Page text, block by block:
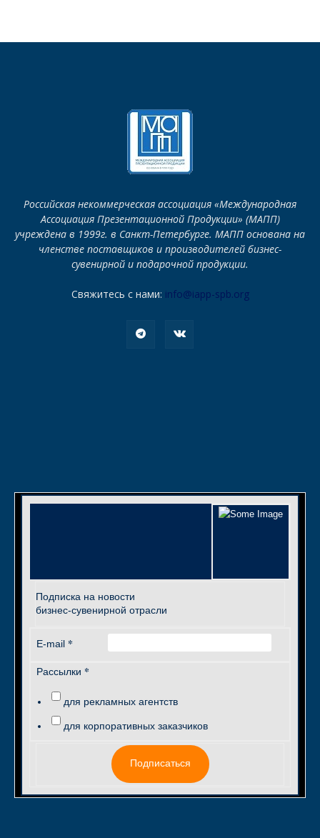
Российская некоммерческая ассоциация «Международная
Ассоциация Презентационной Продукции» (МАПП)
учреждена в 1999г. в Санкт-Петербурге. МАПП основана на
членстве поставщиков и производителей бизнес-
сувенирной и подарочной продукции.
Свяжитесь с нами: info@iapp-spb.org
Подписка на новости
бизнес-сувенирной отрасли
E-mail *
Рассылки *
для рекламных агентств
для корпоративных заказчиков
Подписаться